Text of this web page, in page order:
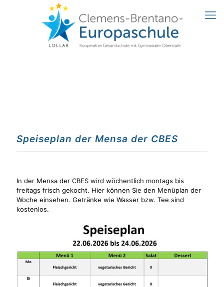
Speiseplan der Mensa der CBES
In der Mensa der CBES wird wöchentlich montags bis
freitags frisch gekocht. Hier können Sie den Menüplan der
Woche einsehen. Getränke wie Wasser bzw. Tee sind
kostenlos.